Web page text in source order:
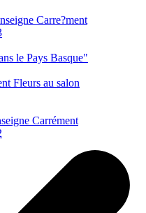
Carre?ment
le Pays Basque"
Fleurs au salon
Carrément